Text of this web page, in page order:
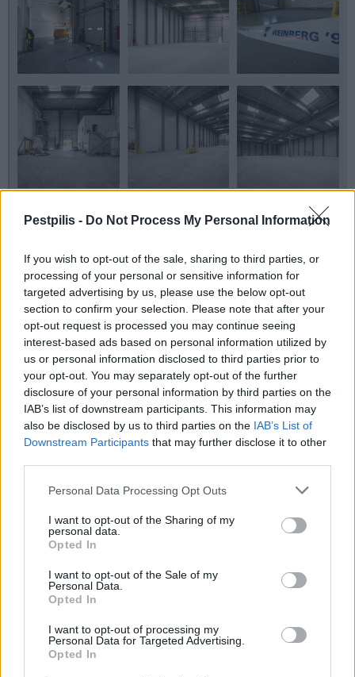
Pestpilis - Do Not Process My Personal Information
If you wish to opt-out of the sale, sharing to third parties, or
processing of your personal or sensitive information for
targeted advertising by us, please use the below opt-out
section to confirm your selection. Please note that after your
opt-out request is processed you may continue seeing
interest-based ads based on personal information utilized by
us or personal information disclosed to third parties prior to
your opt-out. You may separately opt-out of the further
disclosure of your personal information by third parties on the
IAB’s list of downstream participants. This information may
also be disclosed by us to third parties on the IAB’s List of
Downstream Participants that may further disclose it to other
Personal Data Processing Opt Outs
I want to opt-out of the Sharing of my
personal data.
Opted In
I want to opt-out of the Sale of my
Personal Data.
Opted In
I want to opt-out of processing my
Personal Data for Targeted Advertising.
Opted In